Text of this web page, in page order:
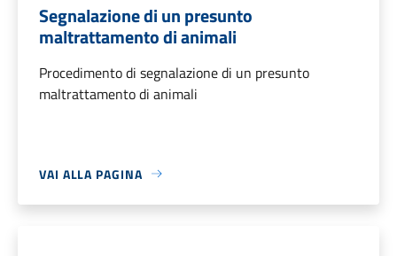
Segnalazione di un presunto
maltrattamento di animali
Procedimento di segnalazione di un presunto
maltrattamento di animali
VAI ALLA PAGINA